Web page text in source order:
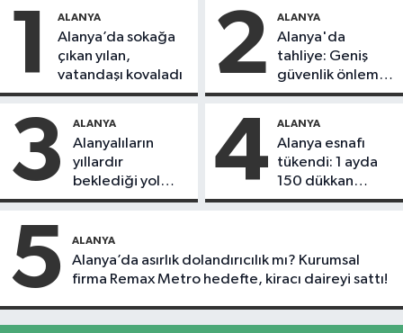
1 ALANYA
Alanya’da sokağa
çıkan yılan,
vatandaşı kovaladı
2 ALANYA
Alanya'da
tahliye: Geniş
güvenlik önlemi
alındı
3 ALANYA
Alanyalıların
yıllardır
beklediği yol
askıdan döndü
4 ALANYA
Alanya esnafı
tükendi: 1 ayda
150 dükkan
kapandı
5 ALANYA
Alanya’da asırlık dolandırıcılık mı? Kurumsal
firma Remax Metro hedefte, kiracı daireyi sattı!